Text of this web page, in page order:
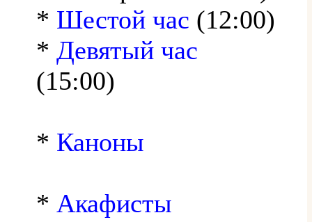
* Шестой час (12:00)
* Девятый час
(15:00)
* Каноны
* Акафисты